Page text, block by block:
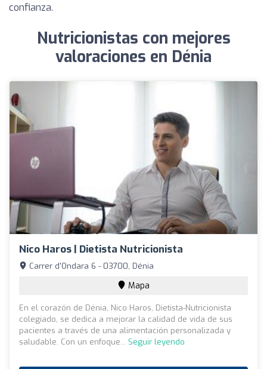
confianza.
Nutricionistas con mejores
valoraciones en Dénia
Nico Haros | Dietista Nutricionista
Carrer d'Ondara 6 - 03700, Dénia
Mapa
En el corazón de Dénia, Nico Haros, Dietista-Nutricionista
colegiado, se dedica a mejorar la calidad de vida de sus
pacientes a través de una alimentación personalizada y
saludable. Con un enfoque... Seguir leyendo